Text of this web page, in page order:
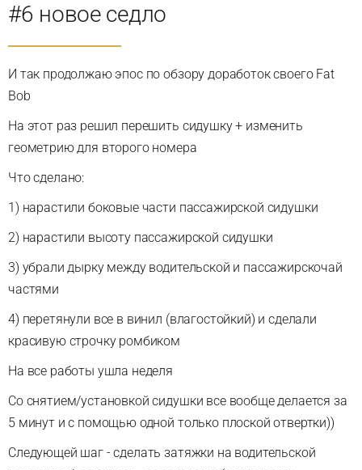
#6 новое седло
И так продолжаю эпос по обзору доработок своего Fat
Bob
На этот раз решил перешить сидушку + изменить
геометрию для второго номера
Что сделано:
1) нарастили боковые части пассажирской сидушки
2) нарастили высоту пассажирской сидушки
3) убрали дырку между водительской и пассажирскочай
частями
4) перетянули все в винил (влагостойкий) и сделали
красивую строчку ромбиком
На все работы ушла неделя
Со снятием/установкой сидушки все вообще делается за
5 минут и с помощью одной только плоской отвертки))
Следующей шаг - сделать затяжки на водительской